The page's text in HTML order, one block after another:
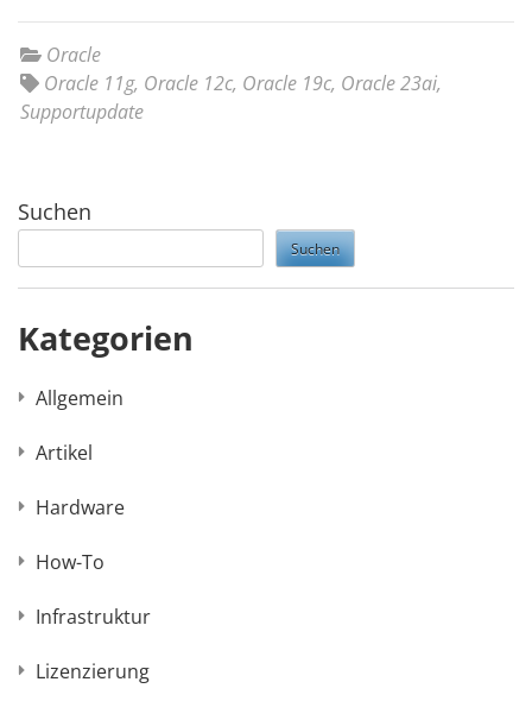
Oracle
Oracle 11g, Oracle 12c, Oracle 19c, Oracle 23ai,
Supportupdate
Suchen
Suchen
Kategorien
Allgemein
Artikel
Hardware
How-To
Infrastruktur
Lizenzierung